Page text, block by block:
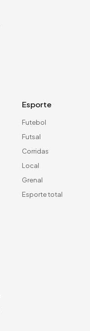
Esporte
Futebol
Futsal
Corridas
Local
Grenal
Esporte total